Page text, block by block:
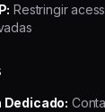
Restringir
Dedicado: